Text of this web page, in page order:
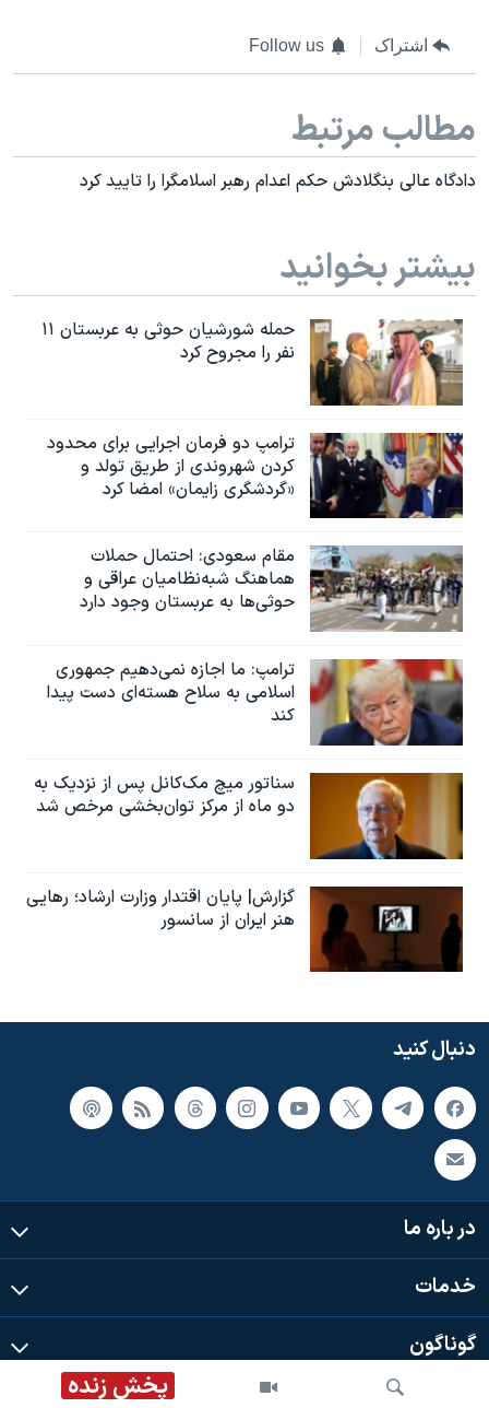
پخش زنده
اشتراک Follow us
مطالب مرتبط
دادگاه عالی بنگلادش حکم اعدام رهبر اسلامگرا را تایید کرد
بیشتر بخوانید
حمله شورشیان حوثی به عربستان ۱۱
نفر را مجروح کرد
ترامپ دو فرمان اجرایی برای محدود
کردن شهروندی از طریق تولد و
«گردشگری زایمان» امضا کرد
مقام سعودی: احتمال حملات
هماهنگ شبه‌نظامیان عراقی و
حوثی‌ها به عربستان وجود دارد
ترامپ: ما اجازه نمی‌دهیم جمهوری
اسلامی به سلاح هسته‌ای دست پیدا
کند
سناتور میچ مک‌کانل پس از نزدیک به
دو ماه از مرکز توان‌بخشی مرخص شد
گزارش| پایان اقتدار وزارت ارشاد؛ رهایی
هنر ایران از سانسور
دنبال کنید
در باره ما
خدمات
گوناگون